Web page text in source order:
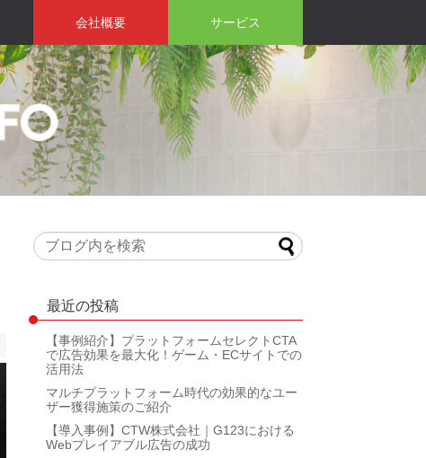
会社概要 サービス
最近の投稿
【事例紹介】プラットフォームセレクトCTA
で広告効果を最大化！ゲーム・ECサイトでの
活用法
マルチプラットフォーム時代の効果的なユー
ザー獲得施策のご紹介
【導入事例】CTW株式会社｜G123における
Webプレイアブル広告の成功